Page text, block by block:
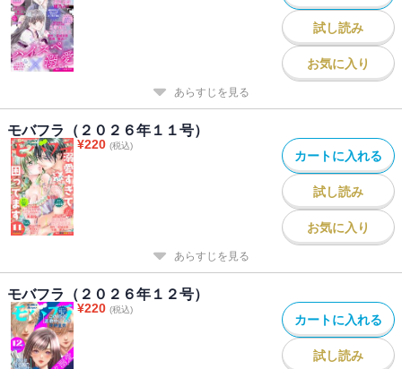
試し読み
お気に入り
あらすじを見る
モバフラ（２０２６年１１号）
¥220 (税込)
カートに入れる
試し読み
お気に入り
あらすじを見る
モバフラ（２０２６年１２号）
¥220 (税込)
カートに入れる
試し読み